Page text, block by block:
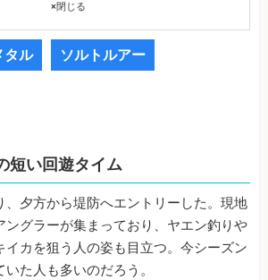
×閉じる
タル ソルトルアー
短い回遊タイム
、夕方から堤防へエントリーした。現地
ングラーが集まっており、ヤエン釣りや
イカを狙う人の姿も目立つ。今シーズン
た人も多いのだろう。